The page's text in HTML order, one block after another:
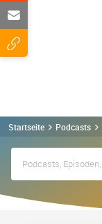
Startseite Podcasts